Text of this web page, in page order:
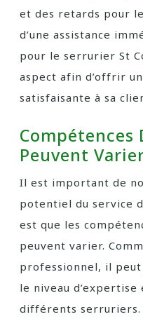
et des retards pour
d’une assistance
pour le serrurier St
aspect afin d’offrir
satisfaisante à sa
Compétences
Peuvent
Il est important de
potentiel du service
est que les
peuvent varier.
professionnel, il
le niveau
différents serruriers.